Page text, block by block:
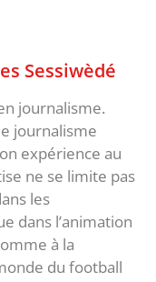
Sessiwèdé
journalisme.
journalisme
expérience au
ne se limite pas
les
dans l’animation
à la
du football